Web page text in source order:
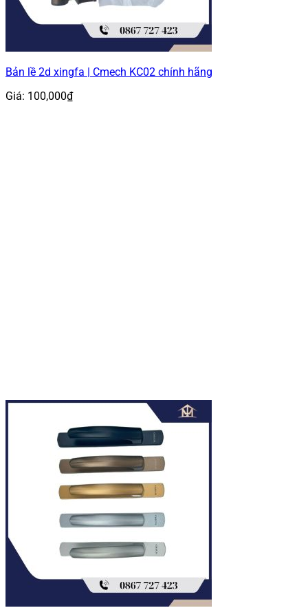
Bản lề 2d xingfa | Cmech KC02 chính hãng
Giá: 100,000₫